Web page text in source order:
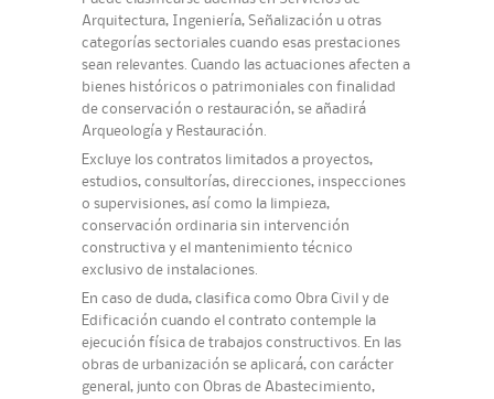
Arquitectura, Ingeniería, Señalización u otras
categorías sectoriales cuando esas prestaciones
sean relevantes. Cuando las actuaciones afecten a
bienes históricos o patrimoniales con finalidad
de conservación o restauración, se añadirá
Arqueología y Restauración.
Excluye los contratos limitados a proyectos,
estudios, consultorías, direcciones, inspecciones
o supervisiones, así como la limpieza,
conservación ordinaria sin intervención
constructiva y el mantenimiento técnico
exclusivo de instalaciones.
En caso de duda, clasifica como Obra Civil y de
Edificación cuando el contrato contemple la
ejecución física de trabajos constructivos. En las
obras de urbanización se aplicará, con carácter
general, junto con Obras de Abastecimiento,